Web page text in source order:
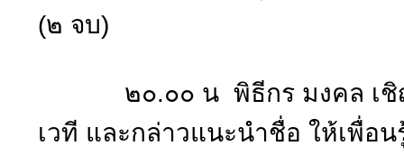
(๒ จบ)
๒๐.๐๐ น พิธีกร มงคล เชิญ
เวที และกล่าวแนะนำชื่อ ให้เพื่อ